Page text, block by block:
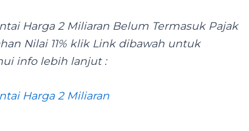
Harga 2 Miliaran Belum TermasukPajak
Nilai 11% klik Link dibawah untuk
info lebih lanjut :
Harga 2 Miliaran